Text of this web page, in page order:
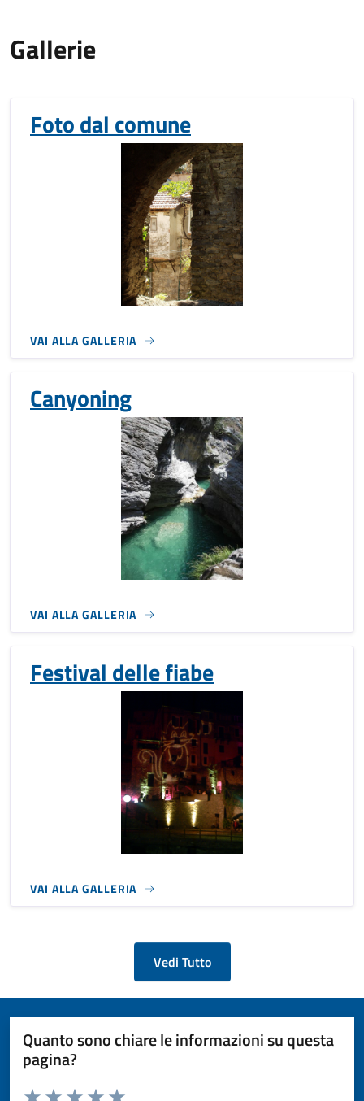
Gallerie
Foto dal comune
VAI ALLA GALLERIA
Canyoning
VAI ALLA GALLERIA
Festival delle fiabe
VAI ALLA GALLERIA
Vedi Tutto
Quanto sono chiare le informazioni su questa
pagina?
Valuta da 1 a 5 stelle la pagina